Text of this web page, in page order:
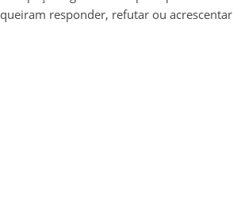
queiram responder, refutar ou